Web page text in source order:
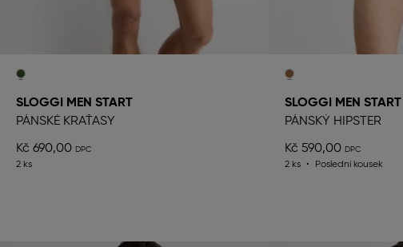
SLOGGI MEN START
PÁNSKÉ KRAŤASY
Kč 690,00
2 ks
SLOGGI MEN START
PÁNSKÝ HIPSTER
Kč 590,00
2 ks Poslední kousek